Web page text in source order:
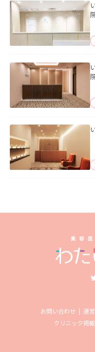
お問い合わせ 運
クリニック掲